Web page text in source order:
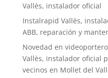
Vallès, instalador oficial
Instalrapid Vallès,
ABB, reparación y
Novedad en
Vallès, instalador oficial
vecinos en Mollet del